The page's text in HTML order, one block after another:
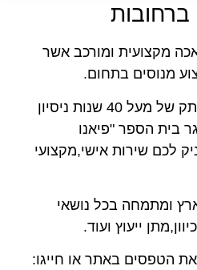
ברחובות
מקצועית ומורכב אשר
מנוסים בתחום.
רונן מיכאל עם ניסיון וותק של מעל 40 שנות ניסיון
בית הספר "פיאנו
לכם שירות אישי,מקצועי
ומתמחה בכל נושאי
ייעוץ ועוד.
הטפסים באתר או חייגו: